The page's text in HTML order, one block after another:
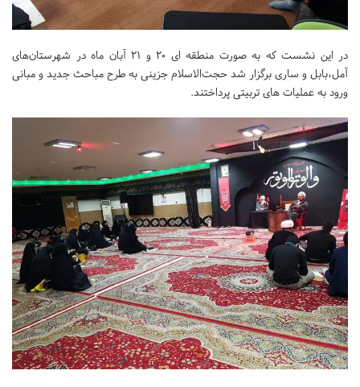
در این نشست که به صورت منطقه ای 20 و 21 آبان ماه در شهرستان‌های
آمل،بابل و ساری برگزار شد حجت‌الاسلام جزینی به طرح مباحث جدید و مبانی
ورود به عملیات های تربیتی پرداختند.